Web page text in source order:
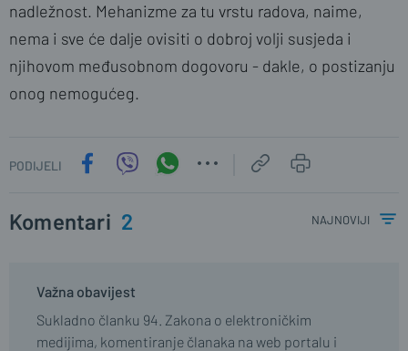
nadležnost. Mehanizme za tu vrstu radova, naime,
nema i sve će dalje ovisiti o dobroj volji susjeda i
njihovom međusobnom dogovoru - dakle, o postizanju
onog nemogućeg.
PODIJELI
Komentari 2 najnoviji
Važna obavijest
Sukladno članku 94. Zakona o elektroničkim
medijima, komentiranje članaka na web portalu i